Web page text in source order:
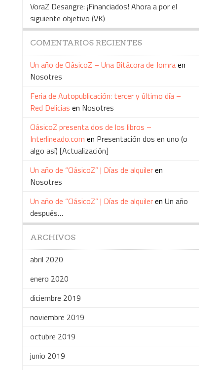
VoraZ Desangre: ¡Financiados! Ahora a por el
siguiente objetivo (VK)
COMENTARIOS RECIENTES
Un año de ClásicoZ – Una Bitácora de Jomraen
Nosotres
Feria de Autopublicación: tercer y último día –
Red Delicias en Nosotres
ClásicoZ presenta dos de los libros –
Interlineado.com en Presentación dos en uno (o
algo así) [Actualización]
Un año de “ClásicoZ” | Días de alquileren
Nosotres
Un año de “ClásicoZ” | Días de alquileren Un año
después…
ARCHIVOS
abril 2020
enero 2020
diciembre 2019
noviembre 2019
octubre 2019
junio 2019